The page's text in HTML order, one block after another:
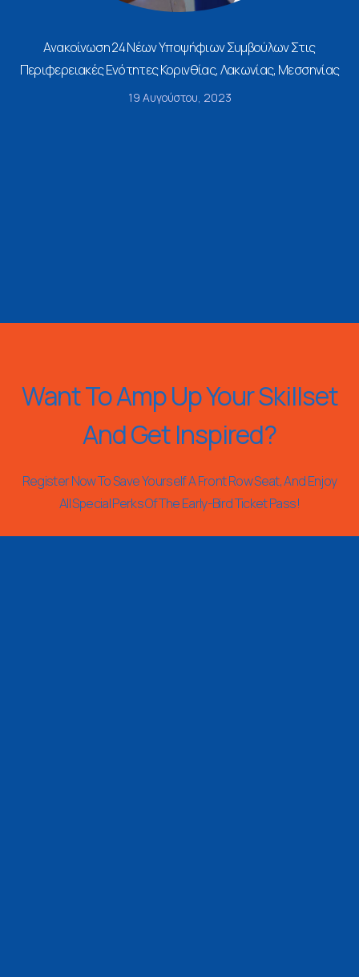
Ανακοίνωση 24 Νέων Υποψήφιων Συμβούλων Στις
Περιφερειακές Ενότητες Κορινθίας, Λακωνίας, Μεσσηνίας
19 Αυγούστου, 2023
Want To Amp Up Your Skillset
And Get Inspired?
Register Now To Save Yourself A Front Row Seat, And Enjoy
All Special Perks Of The Early-Bird Ticket Pass!